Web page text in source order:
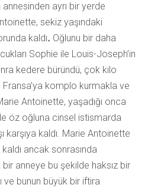
ayrı bir yerde
sekiz yaşındaki
kaldı. Oğlunu bir daha
Sophie ile Louis-Joseph’in
kedere büründü, çok kilo
komplo kurmakla ve
Antoinette, yaşadığı onca
öz oğluna cinsel istismarda
karşıya kaldı. Marie Antoinette
ancak sonrasında
bir anneye bu şekilde haksız bir
ve bunun büyük bir iftira